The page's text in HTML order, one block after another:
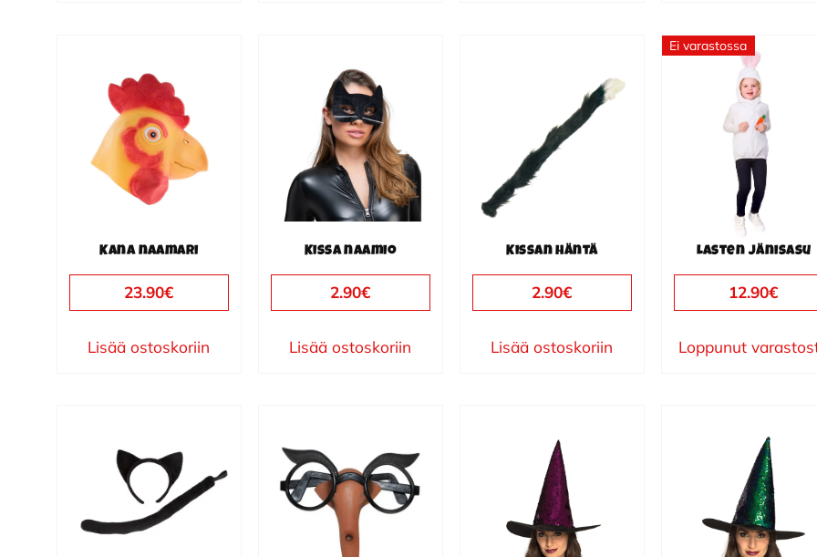
Kana naamari
23.90€
Lisää ostoskoriin
Kissa naamio
2.90€
Lisää ostoskoriin
Kissan häntä
2.90€
Lisää ostoskoriin
Ei varastossa
Lasten jänisasu
12.90€
Loppunut